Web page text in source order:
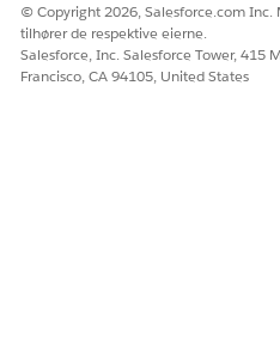
© Copyright 2026, Salesforce.com
tilhører de respektive eierne.
Salesforce, Inc. Salesforce Tower, 415
Francisco, CA 94105, United States